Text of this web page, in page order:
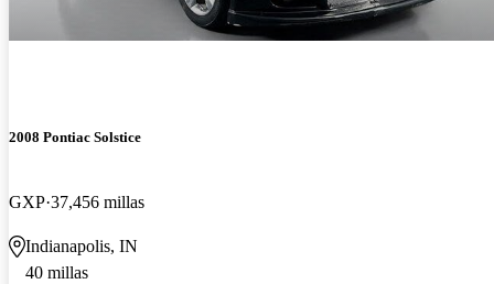
2008 Pontiac Solstice
GXP 37,456 millas
Indianapolis, IN
40 millas